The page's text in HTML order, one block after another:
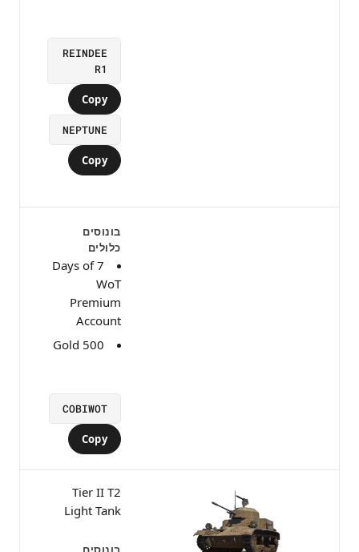
REINDEE
R1
Copy
NEPTUNE
Copy
בונוסים
כלולים
7 Days of
WoT
Premium
Account
500 Gold
COBIWOT
Copy
Tier II T2
Light Tank